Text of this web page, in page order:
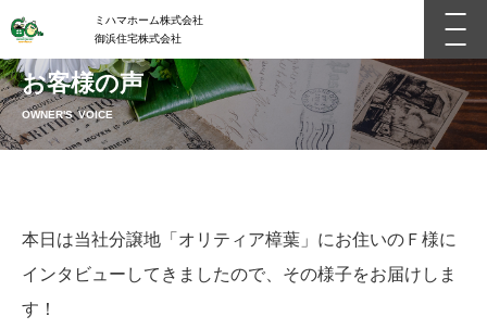
ミハマホーム株式会社
御浜住宅株式会社
お客様の声
OWNER'S VOICE
本日は当社分譲地「オリティア樟葉」にお住いのＦ様に
インタビューしてきましたので、その様子をお届けしま
す！